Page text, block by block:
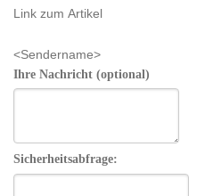
Link zum Artikel
<Sendername>
Ihre Nachricht (optional)
Sicherheitsabfrage: